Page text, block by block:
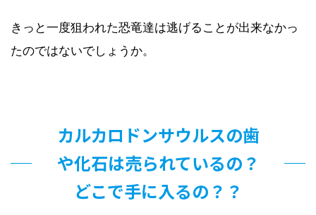
きっと一度狙われた恐竜達は逃げることが出来なかっ
たのではないでしょうか。
カルカロドンサウルスの歯
や化石は売られているの？
どこで手に入るの？？